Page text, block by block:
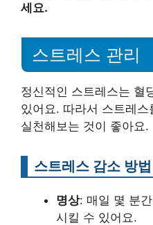
세요.
스트레스 관리
정신적인 스트레스는 혈
있어요. 따라서 스트레
실천해보는 것이 좋아요.
스트레스 감소 방법
명상: 매일 몇 분
시킬 수 있어요.